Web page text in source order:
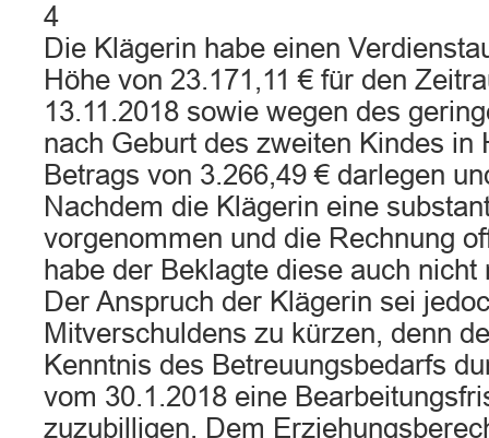
4
Die Klägerin habe einen
Höhe von 23.171,11 € für den
13.11.2018 sowie wegen des
nach Geburt des zweiten Kindes in
Betrags von 3.266,49 € darlegen
Nachdem die Klägerin eine
vorgenommen und die Rechnung
habe der Beklagte diese auch
Der Anspruch der Klägerin sei
Mitverschuldens zu kürzen, denn
Kenntnis des Betreuungsbedarfs
vom 30.1.2018 eine
zuzubilligen. Dem